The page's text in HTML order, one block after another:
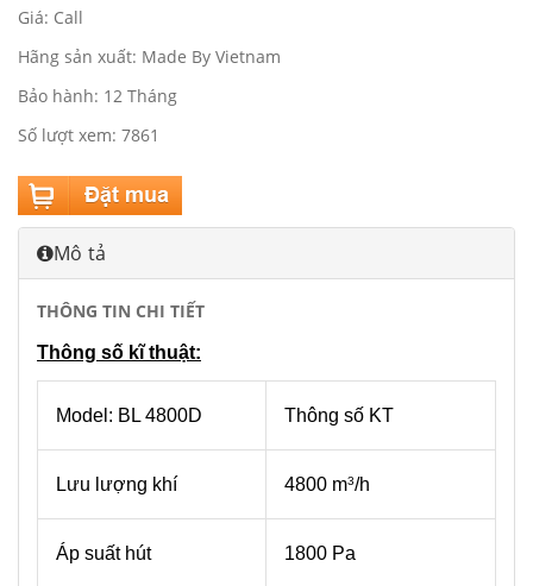
Giá: Call
Hãng sản xuất: Made By Vietnam
Bảo hành: 12 Tháng
Số lượt xem: 7861
Mô tả
THÔNG TIN CHI TIẾT
Thông số kĩ thuật:
Model: BL 4800D Thông số KT
Lưu lượng khí 4800 m3/h
Áp suất hút 1800 Pa